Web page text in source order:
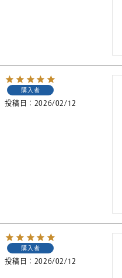
購入者
投稿日 2026/02/12
購入者
投稿日 2026/02/12